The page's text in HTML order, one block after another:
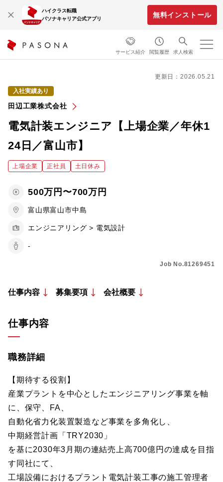
ハイクラス転職
パソナキャリア公式アプリ
無料インストール
サービス紹介 閲覧履歴 求人検索
更新日：2026.05.21
入社実績あり
田辺工業株式会社
電気計装エンジニア【上場企業／年休1
24日／富山市】
上場企業 正社員 土日休み
500万円〜700万円
富山県富山市中島
エンジニアリング > 電気設計
-
Job No.81269451
仕事内容 募集要項 会社概要
仕事内容
職務詳細
【期待する役割】
産業プラントを中心としたエンジニアリング事業を軸
に、保守、FA、
自動化省力化装置製造など事業を多角化し、
中期経営計画「TRY2030」
を基に2030年3月期の連結売上高700億円の達成を目指
す同社にて、
工場設備におけるプラント電気計装工事の施工管理者